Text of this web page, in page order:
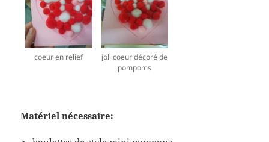
coeur en relief
joli coeur décoré de
pompoms
Matériel nécessaire: